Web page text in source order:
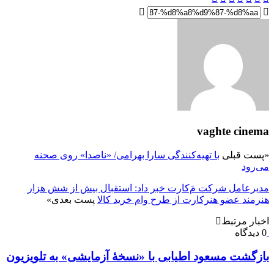
vaghte cinema
«پست قبلی با تهیه‌کنندگی سارا بهرامی/ «ناصدا» روی صحنه
می‌رود
مدیرعامل شرکت مَ‌کارت خبر داد: استقبال بیش از شش هزار
هنرمند عضو هنرکارت از طرح وام خريد کالا پست بعدی»
اخبار مرتبط
0 دیدگاه
بازگشت مسعود اطیابی با «نسخهٔ آزمایشی» به تلویزیون